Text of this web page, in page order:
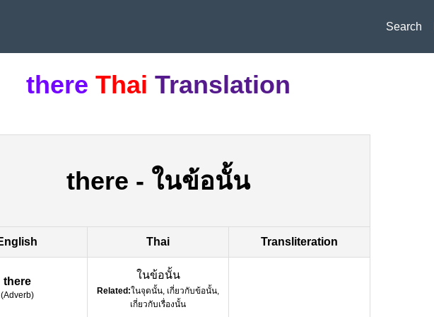
Search
there Thai Translation
there - ในข้อนั้น
Thai Transliteration
there
(Adverb)
ในข้อนั้น
Related:ในจุดนั้น, เกี่ยวกับข้อนั้น,
เกี่ยวกับเรื่องนั้น